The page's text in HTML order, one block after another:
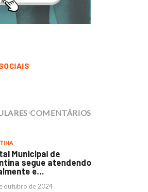
COMENTÁRIOS
Municipal de
segue atendendo
e...
outubro de 2024